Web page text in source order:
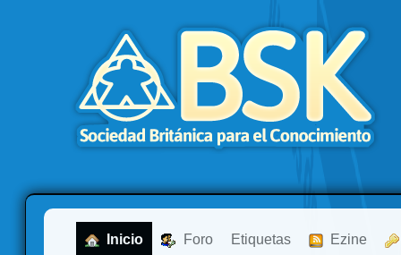
Inicio Foro Etiquetas Ezine